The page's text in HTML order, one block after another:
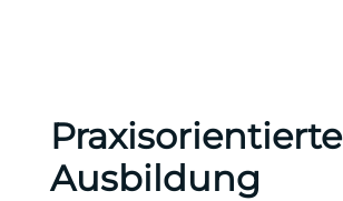
Praxisorientierte
Ausbildung